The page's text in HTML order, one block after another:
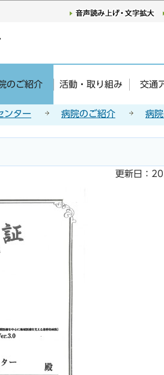
このページの本文へ移動
のご紹介 活動・取り組み 交通
ンター 病院のご紹介 病
更新日：